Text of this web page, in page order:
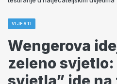
VIJESTI
Wengerova
zeleno svjetlo: